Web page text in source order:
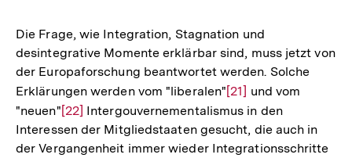
Die Frage, wie Integration, Stagnation und
desintegrative Momente erklärbar sind, muss jetzt von
der Europaforschung beantwortet werden. Solche
Erklärungen werden vom "liberalen"Zur
Auflösung
der
Fußnote
[21] und vom
"neuen"Zur
Auflösung
der
[22] Intergouvernementalismus in den
Interessen der Mitgliedstaaten gesucht, die auch in
der Vergangenheit immer wieder Integrationsschritte